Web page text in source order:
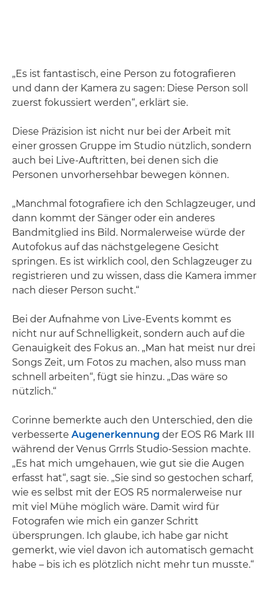
„Es ist fantastisch, eine Person zu fotografieren
und dann der Kamera zu sagen: Diese Person soll
zuerst fokussiert werden“, erklärt sie.
Diese Präzision ist nicht nur bei der Arbeit mit
einer grossen Gruppe im Studio nützlich, sondern
auch bei Live-Auftritten, bei denen sich die
Personen unvorhersehbar bewegen können.
„Manchmal fotografiere ich den Schlagzeuger, und
dann kommt der Sänger oder ein anderes
Bandmitglied ins Bild. Normalerweise würde der
Autofokus auf das nächstgelegene Gesicht
springen. Es ist wirklich cool, den Schlagzeuger zu
registrieren und zu wissen, dass die Kamera immer
nach dieser Person sucht.“
Bei der Aufnahme von Live-Events kommt es
nicht nur auf Schnelligkeit, sondern auch auf die
Genauigkeit des Fokus an. „Man hat meist nur drei
Songs Zeit, um Fotos zu machen, also muss man
schnell arbeiten“, fügt sie hinzu. „Das wäre so
nützlich.“
Corinne bemerkte auch den Unterschied, den die
verbesserte Augenerkennung der EOS R6 Mark III
während der Venus Grrrls Studio-Session machte.
„Es hat mich umgehauen, wie gut sie die Augen
erfasst hat“, sagt sie. „Sie sind so gestochen scharf,
wie es selbst mit der EOS R5 normalerweise nur
mit viel Mühe möglich wäre. Damit wird für
Fotografen wie mich ein ganzer Schritt
übersprungen. Ich glaube, ich habe gar nicht
gemerkt, wie viel davon ich automatisch gemacht
habe – bis ich es plötzlich nicht mehr tun musste.“